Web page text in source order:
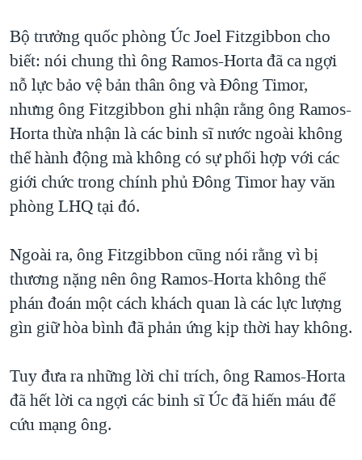
Bộ trưởng quốc phòng Úc Joel Fitzgibbon cho
biết: nói chung thì ông Ramos-Horta đã ca ngợi
nỗ lực bảo vệ bản thân ông và Đông Timor,
nhưng ông Fitzgibbon ghi nhận rằng ông Ramos-
Horta thừa nhận là các binh sĩ nước ngoài không
thể hành động mà không có sự phối hợp với các
giới chức trong chính phủ Đông Timor hay văn
phòng LHQ tại đó.
Ngoài ra, ông Fitzgibbon cũng nói rằng vì bị
thương nặng nên ông Ramos-Horta không thể
phán đoán một cách khách quan là các lực lượng
gìn giữ hòa bình đã phản ứng kịp thời hay không.
Tuy đưa ra những lời chỉ trích, ông Ramos-Horta
đã hết lời ca ngợi các binh sĩ Úc đã hiến máu để
cứu mạng ông.